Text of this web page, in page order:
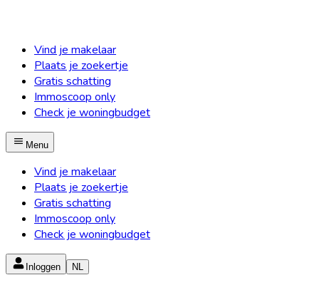
Vind je makelaar
Plaats je zoekertje
Gratis schatting
Immoscoop only
Check je woningbudget
Menu
Vind je makelaar
Plaats je zoekertje
Gratis schatting
Immoscoop only
Check je woningbudget
Inloggen NL